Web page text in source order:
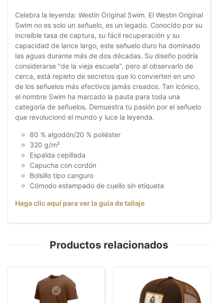
Celebra la leyenda: Westin Original Swim. El Westin Original
Swim no es solo un señuelo, es un legado. Conocido por su
increíble tasa de captura, su fácil recuperación y su
capacidad de lance largo, este señuelo duro ha dominado
las aguas durante más de dos décadas. Su diseño podría
considerarse "de la vieja escuela", pero al observarlo de
cerca, está repleto de secretos que lo convierten en uno
de los señuelos más efectivos jamás creados. Tan icónico,
el nombre Swim ha marcado la pauta para toda una
categoría de señuelos. Demuestra tu pasión por el señuelo
que revolucionó el mundo y luce la leyenda.
80 % algodón/20 % poliéster
320 g/m²
Espalda cepillada
Capucha con cordón
Bolsillo tipo canguro
Cómodo estampado de cuello sin etiqueta
Haga clic aquí para ver la guía de tallaje
Productos relacionados